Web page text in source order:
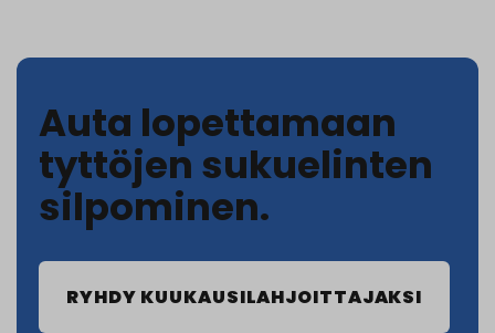
Auta lopettamaan
tyttöjen sukuelinten
silpominen.
RYHDY KUUKAUSILAHJOITTAJAKSI